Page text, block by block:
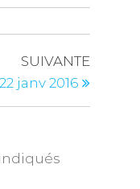
SUIVANTE
janv 2016